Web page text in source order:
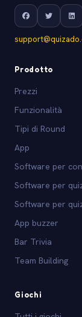
Prodotto
Prezzi
Funzionalità
Tipi di Round
App
Software per
Software per
Software per
App buzzer
Bar Trivia
Team Building
Giochi